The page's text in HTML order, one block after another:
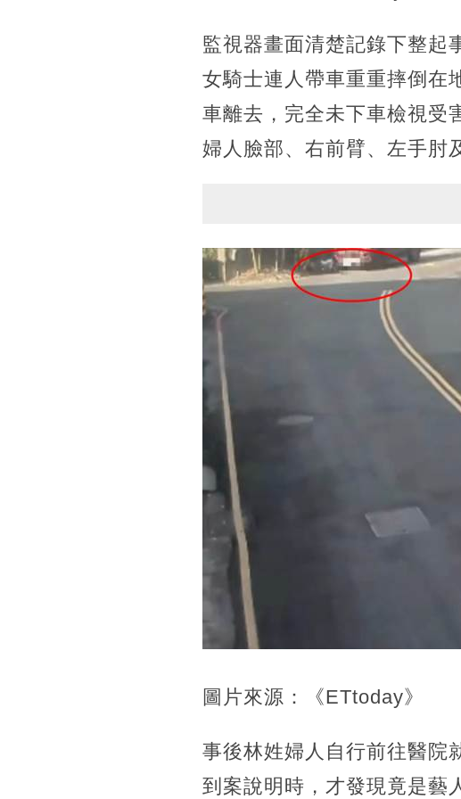
監視器畫面清楚記錄下整起
女騎士連人帶車重重摔倒在
車離去，完全未下車檢視受
婦人臉部、右前臂、左手肘
圖片來源：《ETtoday》
事後林姓婦人自行前往醫院
到案說明時，才發現竟是藝